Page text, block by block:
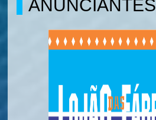
ANUNCIANTES